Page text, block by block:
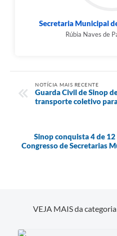
Secretaria Municipal
Rúbia Naves de
NOTÍCIA MAIS RECENTE
Guarda Civil de Sinop
transporte coletivo
Sinop conquista 4 de
Congresso de Secretarias
VEJA MAIS da categoria